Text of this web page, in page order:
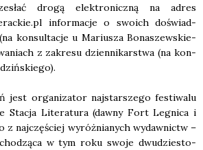
dro­gą elek­tro­nicz­ną na adres
infor­ma­cje o swo­ich doświad­
kon­sul­ta­cje u Mariu­sza Bona­szew­skie­
z zakre­su dzien­ni­kar­stwa (na kon­
jest orga­ni­za­tor naj­star­sze­go festi­wa­lu
Sta­cja Lite­ra­tu­ra (daw­ny Fort Legni­ca i
z naj­czę­ściej wyróż­nia­nych wydaw­nictw –
w tym roku swo­je dwu­dzie­sto­